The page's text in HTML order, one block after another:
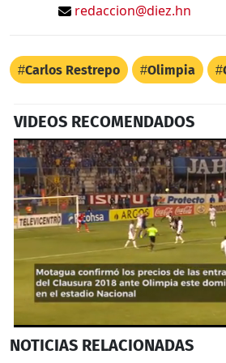
redaccion@diez.hn
Carlos Restrepo Olimpia
VIDEOS RECOMENDADOS
seconds
NOTICIAS RELACIONADAS